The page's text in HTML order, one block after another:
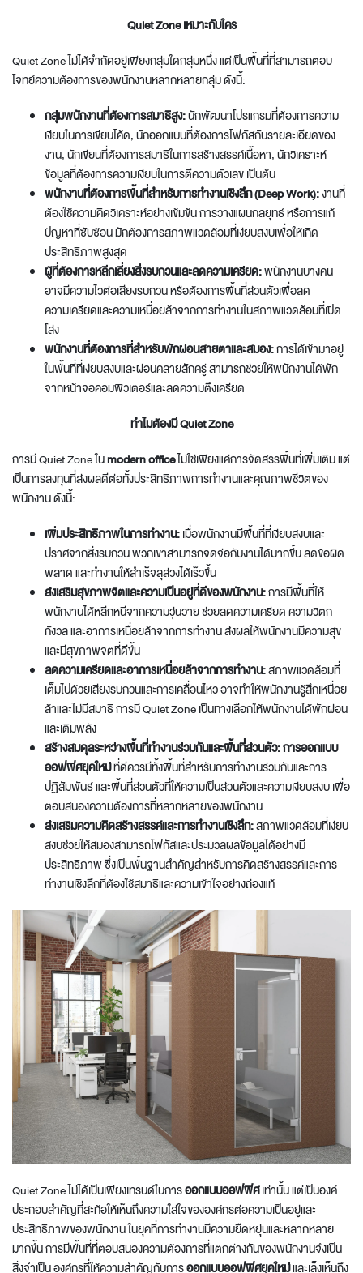
Quiet Zone เหมาะกับใคร
Quiet Zone ไม่ได้จำกัดอยู่เพียงกลุ่มใดกลุ่มหนึ่ง แต่เป็นพื้นที่ที่สามารถตอบ
โจทย์ความต้องการของพนักงานหลากหลายกลุ่ม ดังนี้:
กลุ่มพนักงานที่ต้องการสมาธิสูง:นักพัฒนาโปรแกรมที่ต้องการความ
เงียบในการเขียนโค้ด, นักออกแบบที่ต้องการโฟกัสกับรายละเอียดของ
งาน, นักเขียนที่ต้องการสมาธิในการสร้างสรรค์เนื้อหา, นักวิเคราะห์
ข้อมูลที่ต้องการความเงียบในการตีความตัวเลข เป็นต้น
พนักงานที่ต้องการพื้นที่สำหรับการทำงานเชิงลึก (Deep Work):งานที่
ต้องใช้ความคิดวิเคราะห์อย่างเข้มข้น การวางแผนกลยุทธ์ หรือการแก้
ปัญหาที่ซับซ้อน มักต้องการสภาพแวดล้อมที่เงียบสงบเพื่อให้เกิด
ประสิทธิภาพสูงสุด
ผู้ที่ต้องการหลีกเลี่ยงสิ่งรบกวนและลดความเครียด:พนักงานบางคน
อาจมีความไวต่อเสียงรบกวน หรือต้องการพื้นที่ส่วนตัวเพื่อลด
ความเครียดและความเหนื่อยล้าจากการทำงานในสภาพแวดล้อมที่เปิด
โล่ง
พนักงานที่ต้องการที่สำหรับพักผ่อนสายตาและสมอง:การได้เข้ามาอยู่
ในพื้นที่ที่เงียบสงบและผ่อนคลายสักครู่ สามารถช่วยให้พนักงานได้พัก
จากหน้าจอคอมพิวเตอร์และลดความตึงเครียด
ทำไมต้องมี Quiet Zone
การมี Quiet Zone ในmodern officeไม่ใช่เพียงแค่การจัดสรรพื้นที่เพิ่มเติม แต่
เป็นการลงทุนที่ส่งผลดีต่อทั้งประสิทธิภาพการทำงานและคุณภาพชีวิตของ
พนักงาน ดังนี้:
เพิ่มประสิทธิภาพในการทำงาน:เมื่อพนักงานมีพื้นที่ที่เงียบสงบและ
ปราศจากสิ่งรบกวน พวกเขาสามารถจดจ่อกับงานได้มากขึ้น ลดข้อผิด
พลาด และทำงานให้สำเร็จลุล่วงได้เร็วขึ้น
ส่งเสริมสุขภาพจิตและความเป็นอยู่ที่ดีของพนักงาน:การมีพื้นที่ให้
พนักงานได้หลีกหนีจากความวุ่นวาย ช่วยลดความเครียด ความวิตก
กังวล และอาการเหนื่อยล้าจากการทำงาน ส่งผลให้พนักงานมีความสุข
และมีสุขภาพจิตที่ดีขึ้น
ลดความเครียดและอาการเหนื่อยล้าจากการทำงาน:สภาพแวดล้อมที่
เต็มไปด้วยเสียงรบกวนและการเคลื่อนไหว อาจทำให้พนักงานรู้สึกเหนื่อย
ล้าและไม่มีสมาธิ การมี Quiet Zone เป็นทางเลือกให้พนักงานได้พักผ่อน
และเติมพลัง
สร้างสมดุลระหว่างพื้นที่ทำงานร่วมกันและพื้นที่ส่วนตัว:การออกแบบ
ออฟฟิศยุคใหม่ที่ดีควรมีทั้งพื้นที่สำหรับการทำงานร่วมกันและการ
ปฏิสัมพันธ์ และพื้นที่ส่วนตัวที่ให้ความเป็นส่วนตัวและความเงียบสงบ เพื่อ
ตอบสนองความต้องการที่หลากหลายของพนักงาน
ส่งเสริมความคิดสร้างสรรค์และการทำงานเชิงลึก:สภาพแวดล้อมที่เงียบ
สงบช่วยให้สมองสามารถโฟกัสและประมวลผลข้อมูลได้อย่างมี
ประสิทธิภาพ ซึ่งเป็นพื้นฐานสำคัญสำหรับการคิดสร้างสรรค์และการ
ทำงานเชิงลึกที่ต้องใช้สมาธิและความเข้าใจอย่างถ่องแท้
Quiet Zone ไม่ได้เป็นเพียงเทรนด์ในการออกแบบออฟฟิศเท่านั้น แต่เป็นองค์
ประกอบสำคัญที่สะท้อให้เห็นถึงความใส่ใจขององค์กรต่อความเป็นอยู่และ
ประสิทธิภาพของพนักงาน ในยุคที่การทำงานมีความยืดหยุ่นและหลากหลาย
มากขึ้น การมีพื้นที่ที่ตอบสนองความต้องการที่แตกต่างกันของพนักงานจึงเป็น
สิ่งจำเป็น องค์กรที่ให้ความสำคัญกับการออกแบบออฟฟิศยุคใหม่และเล็งเห็นถึง